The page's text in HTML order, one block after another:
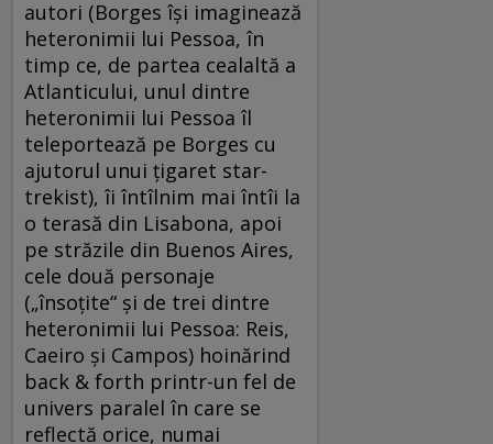
autori (Borges îşi imaginează
heteronimii lui Pessoa, în
timp ce, de partea cealaltă a
Atlanticului, unul dintre
heteronimii lui Pessoa îl
teleportează pe Borges cu
ajutorul unui ţigaret star-
trekist), îi întîlnim mai întîi la
o terasă din Lisabona, apoi
pe străzile din Buenos Aires,
cele două personaje
(„însoţite“ şi de trei dintre
heteronimii lui Pessoa: Reis,
Caeiro şi Campos) hoinărind
back & forth printr-un fel de
univers paralel în care se
reflectă orice, numai